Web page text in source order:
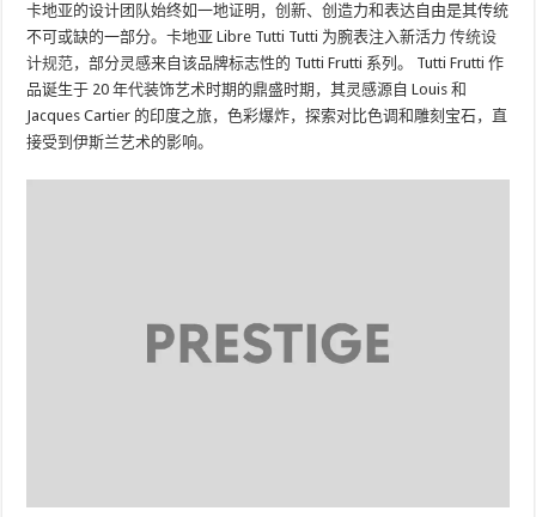
卡地亚的设计团队始终如一地证明，创新、创造力和表达自由是其传统
不可或缺的一部分。卡地亚 Libre Tutti Tutti 为腕表注入新活力传统设
计规范，部分灵感来自该品牌标志性的 Tutti Frutti 系列。 Tutti Frutti 作
品诞生于 20 年代装饰艺术时期的鼎盛时期，其灵感源自 Louis 和
Jacques Cartier 的印度之旅，色彩爆炸，探索对比色调和雕刻宝石，直
接受到伊斯兰艺术的影响。